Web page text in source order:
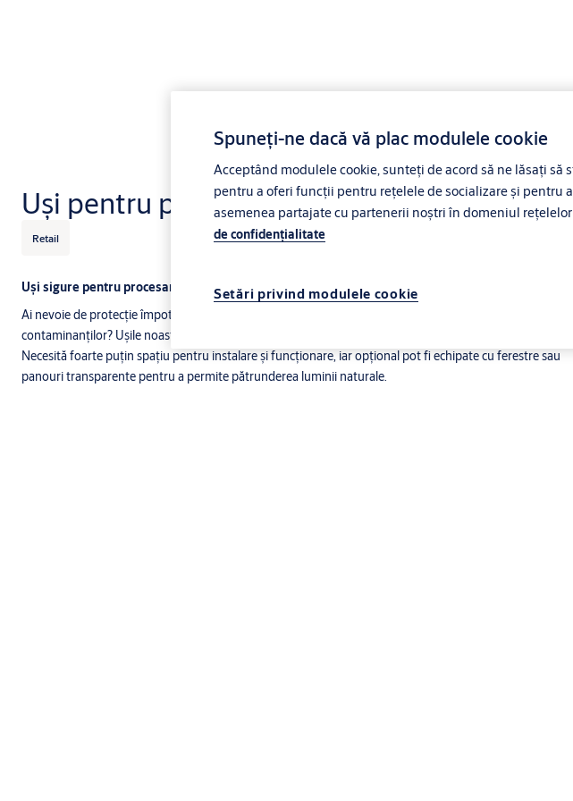
Uși pentru procesarea alimentelor
Retail
Uși sigure pentru procesarea alimentelor
Ai nevoie de protecție împotriva curenților de aer și a umidității, dar și de o barieră eficientă împotriva
contaminanților? Ușile noastre rapide pentru unități de procesare alimentară sunt soluția ideală.
Necesită foarte puțin spațiu pentru instalare și funcționare, iar opțional pot fi echipate cu ferestre sau
panouri transparente pentru a permite pătrunderea luminii naturale.
Spuneți-ne dacă vă plac modulele cookie
Acceptând modulele cookie, sunteți de acord să ne lăsați
pentru a oferi funcții pentru rețelele de socializare și
asemenea partajate cu partenerii noștri în domeniul
de confidenţialitate
Setări privind modulele cookie